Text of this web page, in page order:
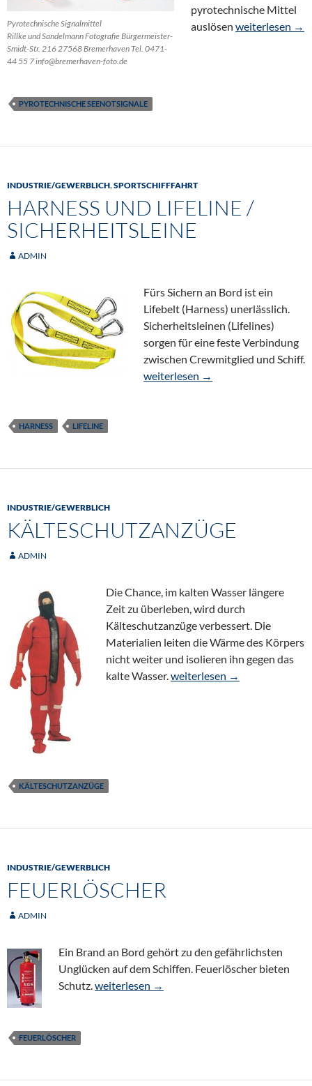
Pyrotechnische Signalmittel
Rillke und Sandelmann Fotografie Bürgermeister-
Smidt-Str. 216 27568 Bremerhaven Tel. 0471-
44 55 7 info@bremerhaven-foto.de
pyrotechnische Mittel
auslösen weiterlesen →
PYROTECHNISCHE SEENOTSIGNALE
INDUSTRIE/GEWERBLICH,SPORTSCHIFFFAHRT
HARNESS UND LIFELINE /
SICHERHEITSLEINE
ADMIN
Fürs Sichern an Bord ist ein
Lifebelt (Harness) unerlässlich.
Sicherheitsleinen (Lifelines)
sorgen für eine feste Verbindung
zwischen Crewmitglied und Schiff.
Harness und Lifeline /
weiterlesen →
HARNESS LIFELINE
INDUSTRIE/GEWERBLICH
KÄLTESCHUTZANZÜGE
ADMIN
Die Chance, im kalten Wasser längere
Zeit zu überleben, wird durch
Kälteschutzanzüge verbessert. Die
Materialien leiten die Wärme des Körpers
nicht weiter und isolieren ihn gegen das
kalte Wasser.Kälteschutzanzüge
weiterlesen →
KÄLTESCHUTZANZÜGE
INDUSTRIE/GEWERBLICH
FEUERLÖSCHER
ADMIN
Ein Brand an Bord gehört zu den gefährlichsten
Unglücken auf dem Schiffen. Feuerlöscher bieten
Schutz.Feuerlöscher
weiterlesen →
FEUERLÖSCHER